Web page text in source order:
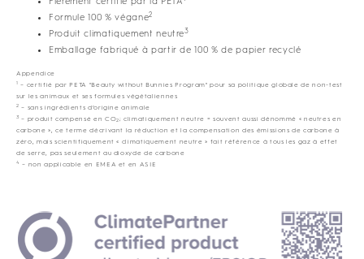
Formule 100 % végane2
Produit climatiquement neutre3
Emballage fabriqué à partir de 100 % de papier recyclé
Appendice
1 – certifié par PETA "Beauty without Bunnies Program" pour sa politique globale de non-test
sur les animaux et ses formules végétaliennes
2 – sans ingrédients d’origine animale
3 – produit compensé en CO2; climatiquement neutre = souvent aussi dénommé « neutres en
carbone », ce terme décrivant la réduction et la compensation des émissions de carbone à
zéro, mais scientifiquement « climatiquement neutre » fait référence à tous les gaz à effet
de serre, pas seulement au dioxyde de carbone
4 – non applicable en EMEA et en ASIE